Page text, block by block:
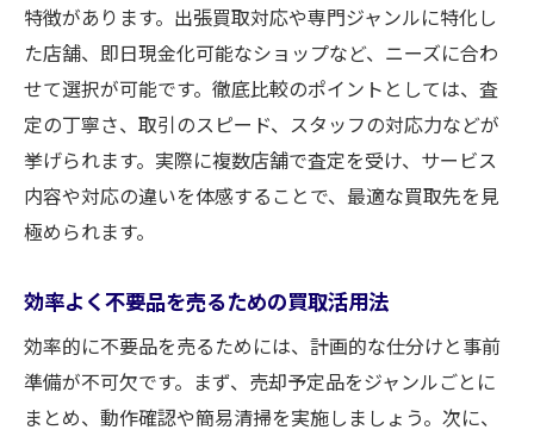
特徴があります。出張買取対応や専門ジャンルに特化し
た店舗、即日現金化可能なショップなど、ニーズに合わ
せて選択が可能です。徹底比較のポイントとしては、査
定の丁寧さ、取引のスピード、スタッフの対応力などが
挙げられます。実際に複数店舗で査定を受け、サービス
内容や対応の違いを体感することで、最適な買取先を見
極められます。
効率よく不要品を売るための買取活用法
効率的に不要品を売るためには、計画的な仕分けと事前
準備が不可欠です。まず、売却予定品をジャンルごとに
まとめ、動作確認や簡易清掃を実施しましょう。次に、